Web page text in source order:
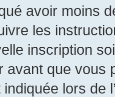
avoir moins
les
inscription
avant que
lors de